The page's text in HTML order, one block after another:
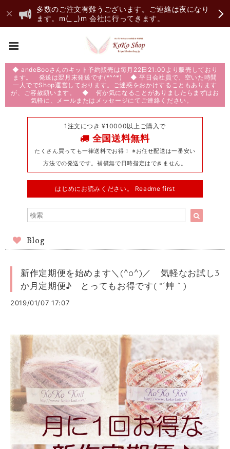
多数のご注文有難うございます。ご連絡は夜になり
ます。m(_ _)m 会社に行ってきます。
◆ andeBooさんのキット予約販売は毎月22日21:00より販売しており
ます。 発送は翌月末発送です(*^^*) ◆ 平日会社員で、空いた時間
一人ででShop運営しております。ご迷惑をおかけすることもあります
が、ご容赦願います。 ◆ 何か気になることがありましたらまずはお
気軽に、メールまたはメッセージにてご連絡ください。
1注文につき ¥10000以上ご購入で
全国送料無料
たくさん買っても一律送料でお得！ ※お任せ配送は一番安い
方法での発送です。補償無で日時指定はできません。
はじめにお読みください。 Readme first
Blog
新作定期便を始めます＼(^o^)／ 気軽なお試し3
か月定期便♪ とってもお得です( *´艸｀)
2019/01/07 17:07